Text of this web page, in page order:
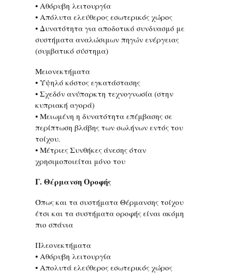
• Αθόρυβη λειτουργία
• Απόλυτα ελεύθερος εσωτερικός χώρος
• Δυνατότητα για αποδοτικό συνδυασμό με
συστήματα αναλώσιμων πηγών ενέργειας
(συμβατικό σύστημα)
Μειονεκτήματα
• Υψηλό κόστος εγκατάστασης
• Σχεδόν ανύπαρκτη τεχνογνωσία (στην
κυπριακή αγορά)
• Μειωμένη η δυνατότητα επέμβασης σε
περίπτωση βλάβης των σωλήνων εντός του
τοίχου.
• Μέτριες Συνθήκες άνεσης όταν
χρησιμοποιείται μόνο του
Γ. Θέρμανση Οροφής
Όπως και τα συστήματα Θέρμανσης τοίχου
έτσι και τα συστήματα οροφής είναι ακόμη
πιο σπάνια
Πλεονεκτήματα
• Αθόρυβη λειτουργία
• Απολυτά ελεύθερος εσωτερικός χώρος